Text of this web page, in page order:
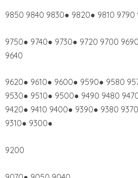
9850 9840 9830● 9820● 9810 9790
9750● 9740● 9730● 9720 9700
9640
9620● 9610● 9600● 9590● 9580
9530● 9510● 9500● 9490 9480
9420● 9410 9400● 9390● 9380
9310● 9300●
9200